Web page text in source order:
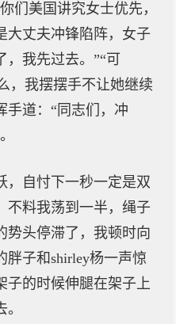
们美国讲究女士优先，
大丈夫冲锋陷阵，女子
我先过去。”“可
，我摆摆手不让她继续
手道：“同志们，冲
，自忖下一秒一定是双
不料我荡到一半，绳子
势头停滞了，我顿时向
胖子和shirley杨一声惊
子的时候伸腿在架子上